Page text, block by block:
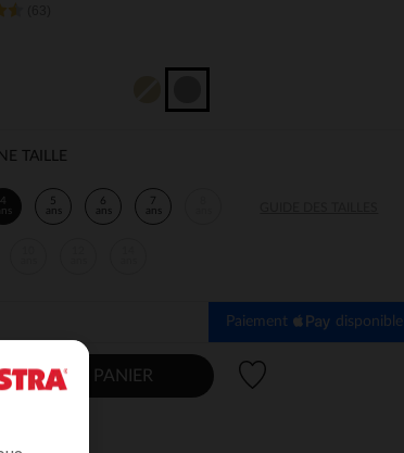
TAILLE
4
ans
5
ans
6
ans
7
ans
Paiement disponible
AU PANIER